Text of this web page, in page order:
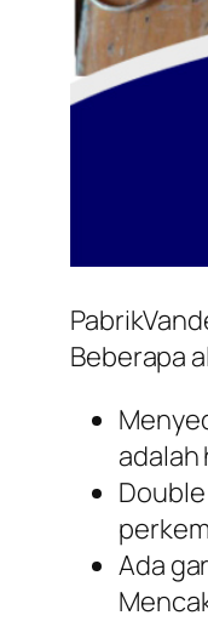
Beberapa
adalah
Ada